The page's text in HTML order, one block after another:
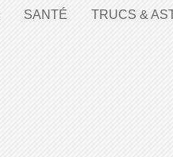
SANTÉ TRUCS &